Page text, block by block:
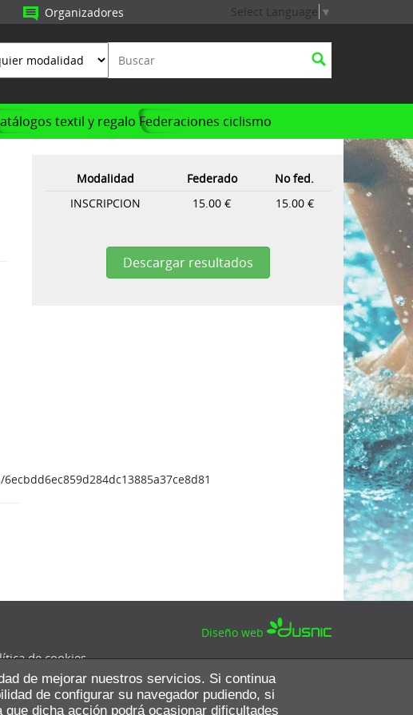
Organizadores Select Language ▼
textil y regalo Federaciones ciclismo
Modalidad Federado
No fed.
INSCRIPCION
15.00 € 15.00 €
Descargar resultados
de cookies
Diseño web
de mejorar nuestros servicios. Si continua
de configurar su navegador pudiendo, si
dicha acción podrá ocasionar dificultades